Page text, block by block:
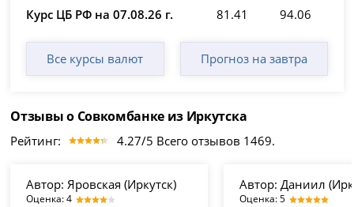
Курс ЦБ РФ на 07.08.26 г.
81.41 94.06
Все курсы валют Прогноз на завтра
Отзывы о Совкомбанке из Иркутска
Рейтинг: 4.27/5 Всего отзывов 1469.
Автор: Яровская (Иркутск)
Оценка: 4
Автор: Даниил
Оценка: 5